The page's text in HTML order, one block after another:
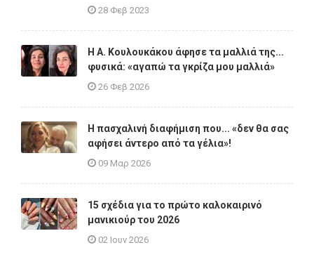
28 Φεβ 2023
Η A. Κουλουκάκου άφησε τα μαλλιά της...
φυσικά: «αγαπώ τα γκρίζα μου μαλλιά»
26 Φεβ 2026
Η πασχαλινή διαφήμιση που... «δεν θα σας
αφήσει άντερο από τα γέλια»!
09 Μαρ 2026
15 σχέδια για το πρώτο καλοκαιρινό
μανικιούρ του 2026
02 Ιουν 2026